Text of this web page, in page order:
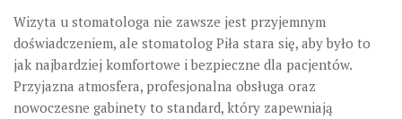
Wizyta u stomatologa nie zawsze jest przyjemnym
doświadczeniem, ale stomatolog Piła stara się, aby było to
jak najbardziej komfortowe i bezpieczne dla pacjentów.
Przyjazna atmosfera, profesjonalna obsługa oraz
nowoczesne gabinety to standard, który zapewniają